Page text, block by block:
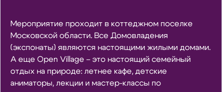
Мероприятие проходит в коттеджном поселке
Московской области. Все Домовладения
(экспонаты) являются настоящими жилыми домами.
А еще Open Village – это настоящий семейный
отдых на природе: летнее кафе, детские
аниматоры, лекции и мастер-классы по